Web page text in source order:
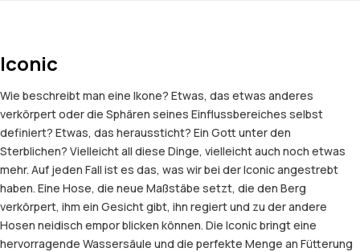
Iconic
Wie beschreibt man eine Ikone? Etwas, das etwas anderes
verkörpert oder die Sphären seines Einflussbereiches selbst
definiert? Etwas, das heraussticht? Ein Gott unter den
Sterblichen? Vielleicht all diese Dinge, vielleicht auch noch etwas
mehr. Auf jeden Fall ist es das, was wir bei der Iconic angestrebt
haben. Eine Hose, die neue Maßstäbe setzt, die den Berg
verkörpert, ihm ein Gesicht gibt, ihn regiert und zu der andere
Hosen neidisch empor blicken können. Die Iconic bringt eine
hervorragende Wassersäule und die perfekte Menge an Fütterung